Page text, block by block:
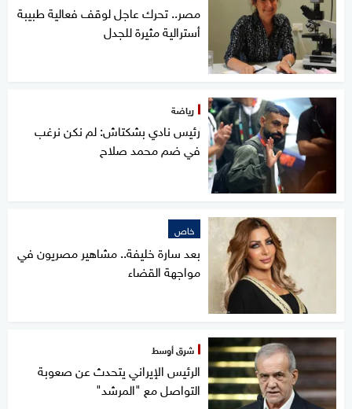
مصر.. تحرك عاجل لوقف فعالية طبيبة
أسترالية مثيرة للجدل
رياضة
رئيس نادي بشكتاش: لم نكن نرغب
في ضم محمد صلاح
خاص
بعد سارة خليفة.. مشاهير مصريون في
مواجهة القضاء
شرق أوسط
الرئيس الإيراني يتحدث عن صعوبة
التواصل مع "المرشد"